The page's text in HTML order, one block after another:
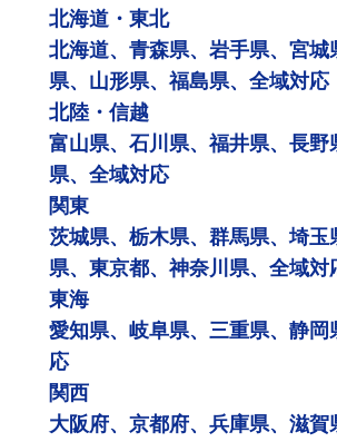
北海道・東北
北海道、青森県、岩手県、宮城
県、山形県、福島県、全域対応
北陸・信越
富山県、石川県、福井県、長野
県、全域対応
関東
茨城県、栃木県、群馬県、埼玉
県、東京都、神奈川県、全域対
東海
愛知県、岐阜県、三重県、静岡
応
関西
大阪府、京都府、兵庫県、滋賀